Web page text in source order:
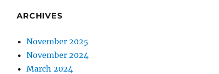
ARCHIVES
November 2025
November 2024
March 2024